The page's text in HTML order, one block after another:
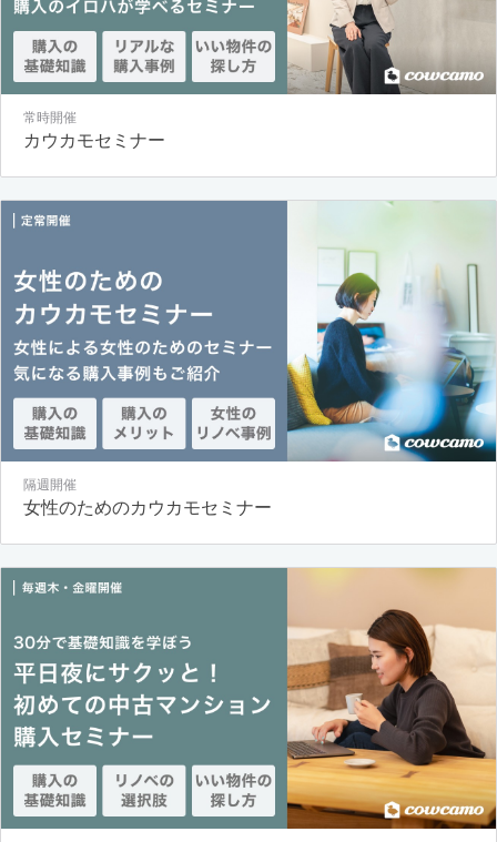
常時開催
カウカモセミナー
隔週開催
女性のためのカウカモセミナー